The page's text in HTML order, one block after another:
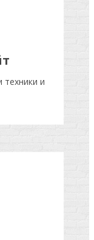
техники и